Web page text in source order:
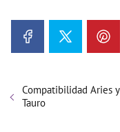
Compatibilidad Aries y
Tauro